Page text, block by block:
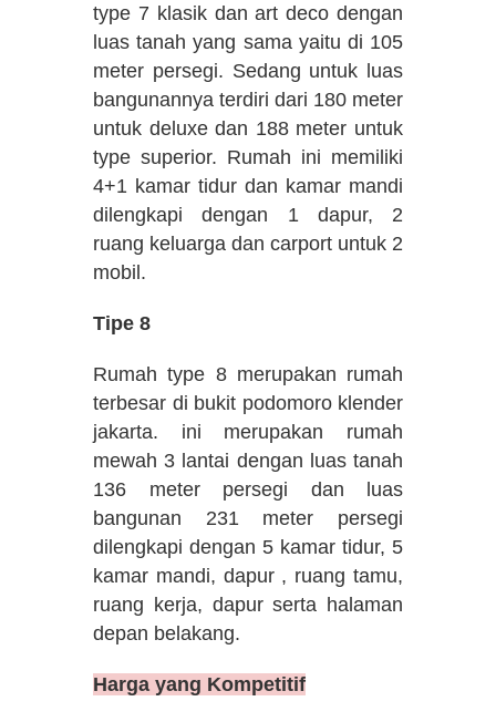
type 7 klasik dan art deco dengan
luas tanah yang sama yaitu di 105
meter persegi. Sedang untuk luas
bangunannya terdiri dari 180 meter
untuk deluxe dan 188 meter untuk
type superior. Rumah ini memiliki
4+1 kamar tidur dan kamar mandi
dilengkapi dengan 1 dapur, 2
ruang keluarga dan carport untuk 2
mobil.
Tipe 8
Rumah type 8 merupakan rumah
terbesar di bukit podomoro klender
jakarta. ini merupakan rumah
mewah 3 lantai dengan luas tanah
136 meter persegi dan luas
bangunan 231 meter persegi
dilengkapi dengan 5 kamar tidur, 5
kamar mandi, dapur , ruang tamu,
ruang kerja, dapur serta halaman
depan belakang.
Harga yang Kompetitif